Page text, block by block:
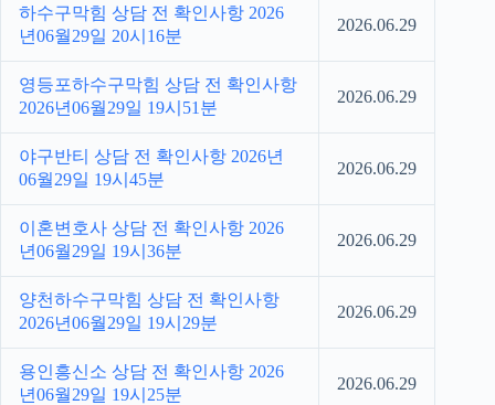
하수구막힘 상담 전 확인사항 2026
년06월29일 20시16분
2026.06.29
영등포하수구막힘 상담 전 확인사항
2026년06월29일 19시51분
2026.06.29
야구반티 상담 전 확인사항 2026년
06월29일 19시45분
2026.06.29
이혼변호사 상담 전 확인사항 2026
년06월29일 19시36분
2026.06.29
양천하수구막힘 상담 전 확인사항
2026년06월29일 19시29분
2026.06.29
용인흥신소 상담 전 확인사항 2026
년06월29일 19시25분
2026.06.29